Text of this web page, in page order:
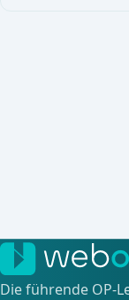
Die führende OP-